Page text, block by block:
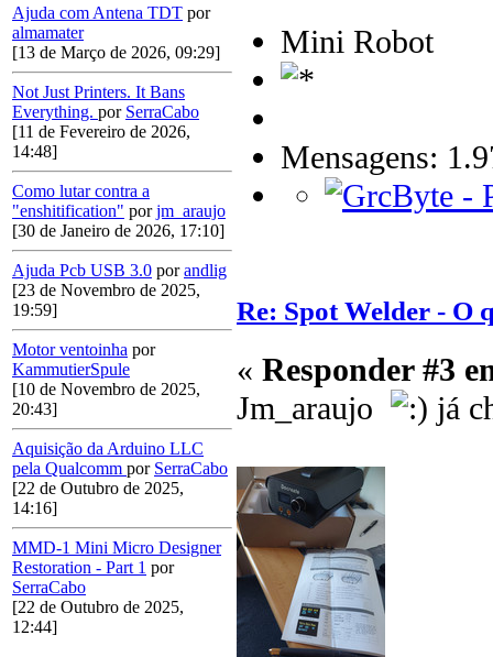
Ajuda com Antena TDT por
almamater
[13 de Março de 2026, 09:29]
Not Just Printers. It Bans
Everything. por SerraCabo
[11 de Fevereiro de 2026,
14:48]
Como lutar contra a
"enshitification" porjm_araujo
[30 de Janeiro de 2026, 17:10]
Ajuda Pcb USB 3.0 porandlig
[23 de Novembro de 2025,
19:59]
Motor ventoinha por
KammutierSpule
[10 de Novembro de 2025,
20:43]
Aquisição da Arduino LLC
pela Qualcomm por SerraCabo
[22 de Outubro de 2025,
14:16]
MMD-1 Mini Micro Designer
Restoration - Part 1 por
SerraCabo
[22 de Outubro de 2025,
12:44]
Mini Robot
Mensagens:
Re: Spot Welder - O
« Responder #3
Jm_araujo
já